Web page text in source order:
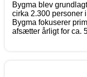
Bygma blev
cirka 2.300 personer
Bygma fokuserer
afsætter årligt for ca.